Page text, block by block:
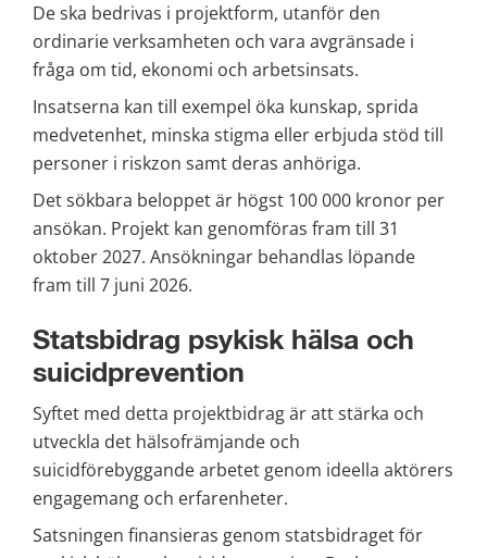
De ska bedrivas i projektform, utanför den
ordinarie verksamheten och vara avgränsade i
fråga om tid, ekonomi och arbetsinsats.
Insatserna kan till exempel öka kunskap, sprida
medvetenhet, minska stigma eller erbjuda stöd till
personer i riskzon samt deras anhöriga.
Det sökbara beloppet är högst 100 000 kronor per
ansökan. Projekt kan genomföras fram till 31
oktober 2027. Ansökningar behandlas löpande
fram till 7 juni 2026.
Statsbidrag psykisk hälsa och
suicidprevention
Syftet med detta projektbidrag är att stärka och
utveckla det hälsofrämjande och
suicidförebyggande arbetet genom ideella aktörers
engagemang och erfarenheter.
Satsningen finansieras genom statsbidraget för